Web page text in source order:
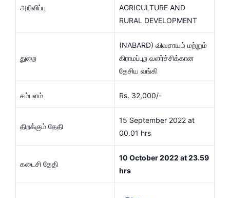
அறிவிப்பு
AGRICULTURE AND
RURAL DEVELOPMENT
துறை
(NABARD) விவசாயம் மற்றும்
கிராமப்புற வளர்ச்சிக்கான
தேசிய வங்கி
சம்பளம் Rs. 32,000/-
திறக்கும் தேதி
15 September 2022 at
00.01 hrs
கடைசி தேதி
10 October 2022 at 23.59
hrs